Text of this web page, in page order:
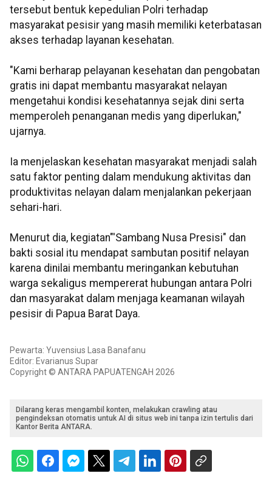
tersebut bentuk kepedulian Polri terhadap
masyarakat pesisir yang masih memiliki keterbatasan
akses terhadap layanan kesehatan.
"Kami berharap pelayanan kesehatan dan pengobatan
gratis ini dapat membantu masyarakat nelayan
mengetahui kondisi kesehatannya sejak dini serta
memperoleh penanganan medis yang diperlukan,"
ujarnya.
Ia menjelaskan kesehatan masyarakat menjadi salah
satu faktor penting dalam mendukung aktivitas dan
produktivitas nelayan dalam menjalankan pekerjaan
sehari-hari.
Menurut dia, kegiatan"'Sambang Nusa Presisi" dan
bakti sosial itu mendapat sambutan positif nelayan
karena dinilai membantu meringankan kebutuhan
warga sekaligus mempererat hubungan antara Polri
dan masyarakat dalam menjaga keamanan wilayah
pesisir di Papua Barat Daya.
Pewarta: Yuvensius Lasa Banafanu
Editor: Evarianus Supar
Copyright © ANTARA PAPUATENGAH 2026
Dilarang keras mengambil konten, melakukan crawling atau
pengindeksan otomatis untuk AI di situs web ini tanpa izin tertulis dari
Kantor Berita ANTARA.